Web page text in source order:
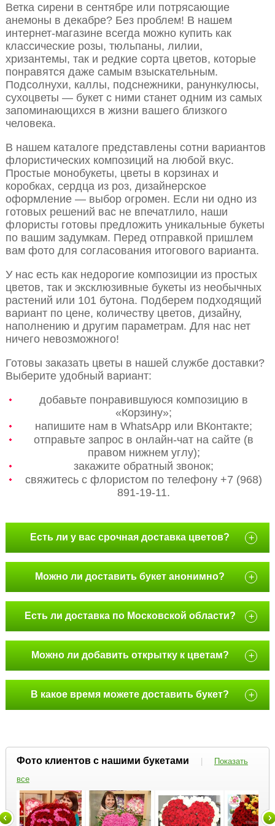
Ветка сирени в сентябре или потрясающие
анемоны в декабре? Без проблем! В нашем
интернет-магазине всегда можно купить как
классические розы, тюльпаны, лилии,
хризантемы, так и редкие сорта цветов, которые
понравятся даже самым взыскательным.
Подсолнухи, каллы, подснежники, ранункулюсы,
сухоцветы — букет с ними станет одним из самых
запоминающихся в жизни вашего близкого
человека.
В нашем каталоге представлены сотни вариантов
флористических композиций на любой вкус.
Простые монобукеты, цветы в корзинах и
коробках, сердца из роз, дизайнерское
оформление — выбор огромен. Если ни одно из
готовых решений вас не впечатлило, наши
флористы готовы предложить уникальные букеты
по вашим задумкам. Перед отправкой пришлем
вам фото для согласования итогового варианта.
У нас есть как недорогие композиции из простых
цветов, так и эксклюзивные букеты из необычных
растений или 101 бутона. Подберем подходящий
вариант по цене, количеству цветов, дизайну,
наполнению и другим параметрам. Для нас нет
ничего невозможного!
Готовы заказать цветы в нашей службе доставки?
Выберите удобный вариант:
добавьте понравившуюся композицию в
«Корзину»;
напишите нам в WhatsApp или ВКонтакте;
отправьте запрос в онлайн-чат на сайте (в
правом нижнем углу);
закажите обратный звонок;
свяжитесь с флористом по телефону +7 (968)
891-19-11.
Есть ли у вас срочная доставка цветов? +
Можно ли доставить букет анонимно? +
Есть ли доставка по Московской области? +
Можно ли добавить открытку к цветам? +
В какое время можете доставить букет? +
Фото клиентов с нашими букетами |
Показать
все